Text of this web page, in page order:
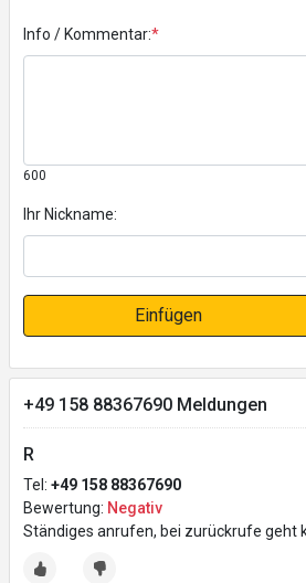
Info / Kommentar:*
600
Ihr Nickname:
Einfügen
+49 158 88367690 Meldungen
R
Tel: +49 158 88367690
Bewertung: Negativ
Ständiges anrufen, bei zurückrufe geht